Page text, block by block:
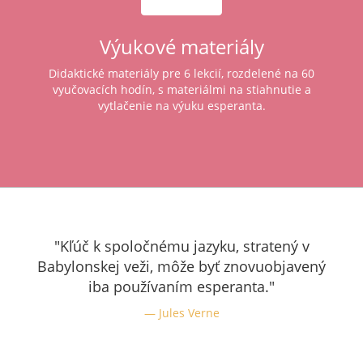
Výukové materiály
Didaktické materiály pre 6 lekcií, rozdelené na 60
vyučovacích hodín, s materiálmi na stiahnutie a
vytlačenie na výuku esperanta.
"Kľúč k spoločnému jazyku, stratený v
Babylonskej veži, môže byť znovuobjavený
iba používaním esperanta."
Jules Verne